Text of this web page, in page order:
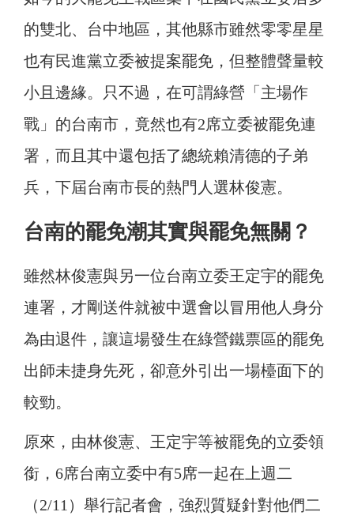
的雙北、台中地區，其他縣市雖然零零星星
也有民進黨立委被提案罷免，但整體聲量較
小且邊緣。只不過，在可謂綠營「主場作
戰」的台南市，竟然也有2席立委被罷免連
署，而且其中還包括了總統賴清德的子弟
兵，下屆台南市長的熱門人選林俊憲。
台南的罷免潮其實與罷免無關？
雖然林俊憲與另一位台南立委王定宇的罷免
連署，才剛送件就被中選會以冒用他人身分
為由退件，讓這場發生在綠營鐵票區的罷免
出師未捷身先死，卻意外引出一場檯面下的
較勁。
原來，由林俊憲、王定宇等被罷免的立委領
銜，6席台南立委中有5席一起在上週二
（2/11）舉行記者會，強烈質疑針對他們二